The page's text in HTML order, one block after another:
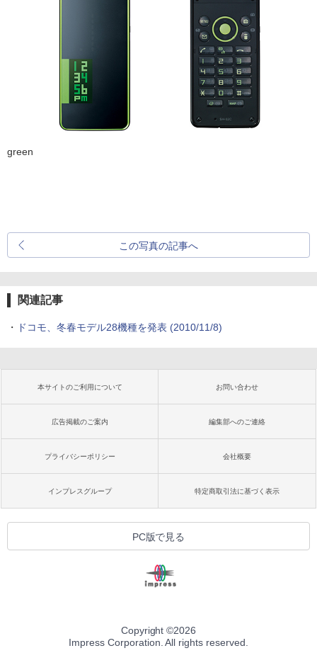
green
この写真の記事へ
関連記事
・ ドコモ、冬春モデル28機種を発表 (2010/11/8)
本サイトのご利用について お問い合わせ
広告掲載のご案内 編集部へのご連絡
プライバシーポリシー 会社概要
インプレスグループ 特定商取引法に基づく表示
PC版で見る
Copyright ©2026
Impress Corporation. All rights reserved.